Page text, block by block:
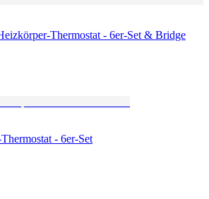
Thermostat - 6er-Set & Bridge
- 6er-Set